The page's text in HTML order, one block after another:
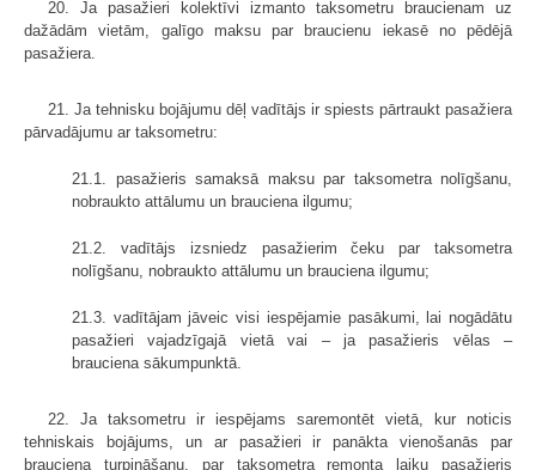
20. Ja pasažieri kolektīvi izmanto taksometru braucienam uz
dažādām vietām, galīgo maksu par braucienu iekasē no pēdējā
pasažiera.
21. Ja tehnisku bojājumu dēļ vadītājs ir spiests pārtraukt pasažiera
pārvadājumu ar taksometru:
21.1. pasažieris samaksā maksu par taksometra nolīgšanu,
nobraukto attālumu un brauciena ilgumu;
21.2. vadītājs izsniedz pasažierim čeku par taksometra
nolīgšanu, nobraukto attālumu un brauciena ilgumu;
21.3. vadītājam jāveic visi iespējamie pasākumi, lai nogādātu
pasažieri vajadzīgajā vietā vai – ja pasažieris vēlas –
brauciena sākumpunktā.
22. Ja taksometru ir iespējams saremontēt vietā, kur noticis
tehniskais bojājums, un ar pasažieri ir panākta vienošanās par
brauciena turpināšanu, par taksometra remonta laiku pasažieris